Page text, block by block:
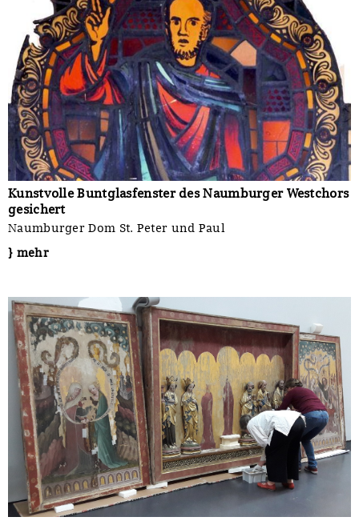
Kunstvolle Buntglasfenster des Naumburger Westchors
gesichert
Naumburger Dom St. Peter und Paul
} mehr